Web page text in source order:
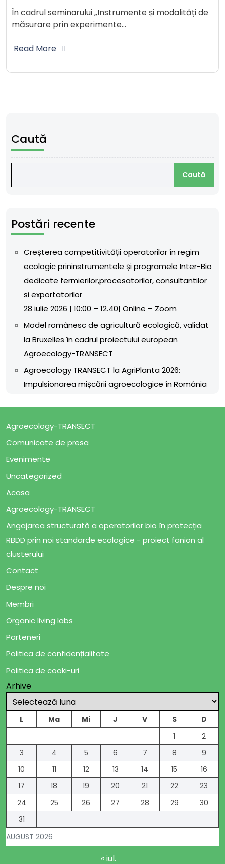
În cadrul seminarului „Instrumente și modalități de
măsurare prin experimente…
Read More
Caută
Caută
Postări recente
Creșterea competitivității operatorilor în regim
ecologic prininstrumentele și programele Inter-Bio
dedicate fermierilor,procesatorilor, consultantilor
si exportatorilor
28 iulie 2026 | 10:00 – 12.40| Online – Zoom
Model românesc de agricultură ecologică, validat
la Bruxelles în cadrul proiectului european
Agroecology-TRANSECT
Agroecology TRANSECT la AgriPlanta 2026:
Impulsionarea mișcării agroecologice în România
Agroecology-TRANSECT
Comunicate de presa
Evenimente
Uncategorized
Acasa
Agroecology-TRANSECT
Angajarea structurată a operatorilor bio în protecția
RBDD prin noi standarde ecologice - proiect fanion al
clusterului
Contact
Despre noi
Membri
Organic living labs
Parteneri
Politica de confidențialitate
Politica de cooki-uri
Arhive
AUGUST 2026
L Ma Mi J V S
D
1
2
3
4 5 6 7 8
9
10
11 12 13 14 15
16
17
18 19 20 21 22
23
24
25 26 27 28 29
30
31
« iul.